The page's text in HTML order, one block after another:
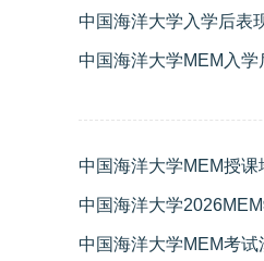
中国海洋大学入学后表
中国海洋大学MEM入学
中国海洋大学MEM授
中国海洋大学
中国海洋大学MEM考试